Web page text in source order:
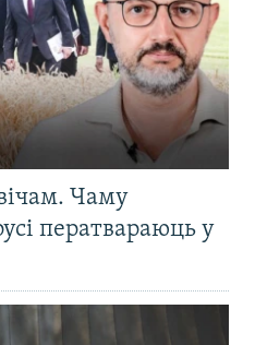
Чаму
ператвараюць у